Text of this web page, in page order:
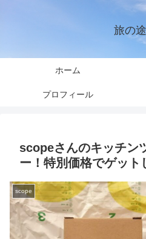
旅の
ホーム
プロフィール
scopeさんのキッチン
ー！特別価格でゲット
scope